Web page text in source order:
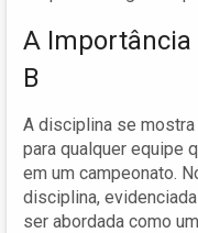
A Importância
B
A disciplina se
para qualquer equipe
em um campeonato.
disciplina,
ser abordada como